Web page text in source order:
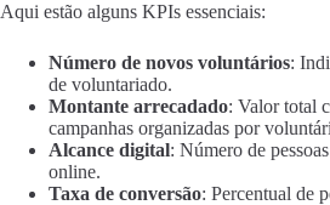
Aqui estão alguns KPIs essenciais:
Número de novos voluntários:
de voluntariado.
Montante arrecadado: Valor total
campanhas organizadas por
Alcance digital: Número de
online.
Taxa de conversão: Percentual de